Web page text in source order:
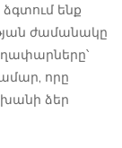
ենք
ժամանակը
որը
ձեր